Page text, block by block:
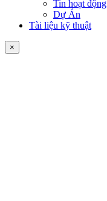
Tin hoạt động
Dự Án
Tài liệu kỹ thuật
×